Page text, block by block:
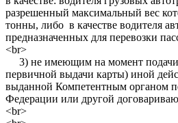
разрешенный максимальный вес
тонны, либо в качестве водителя
предназначенных для перевозки
<br>
3) не имеющим на момент подачи
первичной выдачи карты) иной
выданной Компетентным органом
Федерации или другой
<br>